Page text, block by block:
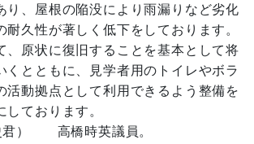
り、屋根の陥没により雨漏りなど劣化
耐久性が著しく低下をしております。
、原状に復旧することを基本として将
くとともに、見学者用のトイレやボラ
活動拠点として利用できるよう整備を
ております。
君） 高橋時英議員。